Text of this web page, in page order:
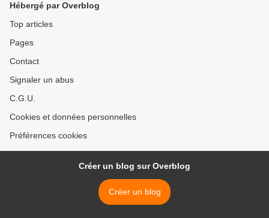
Hébergé par Overblog
Top articles
Pages
Contact
Signaler un abus
C.G.U.
Cookies et données personnelles
Préférences cookies
Créer un blog sur Overblog
Créer un blog